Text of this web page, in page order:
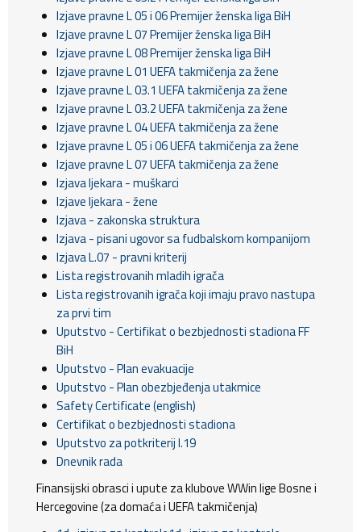
Izjave pravne L 05 i 06 Premijer ženska liga BiH
Izjave pravne L 07 Premijer ženska liga BiH
Izjave pravne L 08 Premijer ženska liga BiH
Izjave pravne L 01 UEFA takmičenja za žene
Izjave pravne L 03.1 UEFA takmičenja za žene
Izjave pravne L 03.2 UEFA takmičenja za žene
Izjave pravne L 04 UEFA takmičenja za žene
Izjave pravne L 05 i 06 UEFA takmičenja za žene
Izjave pravne L 07 UEFA takmičenja za žene
Izjava ljekara - muškarci
Izjave ljekara - žene
Izjava - zakonska struktura
Izjava - pisani ugovor sa fudbalskom kompanijom
Izjava L.07 - pravni kriterij
Lista registrovanih mladih igrača
Lista registrovanih igrača koji imaju pravo nastupa
za prvi tim
Uputstvo - Certifikat o bezbjednosti stadiona FF
BiH
Uputstvo - Plan evakuacije
Uputstvo - Plan obezbjeđenja utakmice
Safety Certificate (english)
Certifikat o bezbjednosti stadiona
Uputstvo za potkriterij I.19
Dnevnik rada
Finansijski obrasci i upute za klubove WWin lige Bosne i
Hercegovine (za domaća i UEFA takmičenja)